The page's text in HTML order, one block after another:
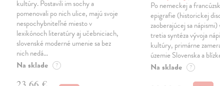
kultúry. Postavili im sochy a
pomenovali po nich ulice, majú svoje
nespochybniteľné miesto v
lexikónoch literatúry aj učebniciach,
slovenské moderné umenie sa bez
nich nedá…
Na sklade ?
Po nemeckej a
epigrafie (historickej
zaoberajúcej sa nápismi)
tretia syntéza vývoja
kultúry, primárne
územie Slovenska a
Na sklade ?